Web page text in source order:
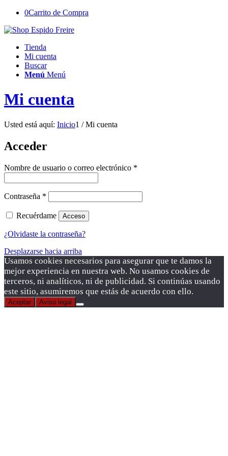
0Carrito de Compra
Tienda
Mi cuenta
Buscar
Menú Menú
Mi cuenta
Usted está aquí: Inicio1 / Mi cuenta
Acceder
Nombre de usuario o correo electrónico *
Contraseña *
Recuérdame Acceso
¿Olvidaste la contraseña?
Desplazarse hacia arriba
Usamos cookies necesarios para asegurar que te damos la
mejor experiencia en nuestra web. No usamos cookies de
terceros, ni analíticos, ni de publicidad. Si continúas usando
este sitio, asumiremos que estás de acuerdo con ello.
Aceptar Aviso legal